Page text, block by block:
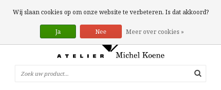
0 Artikelen
Wij slaan cookies op om onze website te verbeteren. Is dat akkoord?
Ja Nee Meer over cookies »